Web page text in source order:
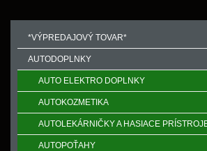
*VÝPREDAJOVÝ TOVAR*
AUTODOPLNKY
AUTO ELEKTRO DOPLNKY
AUTOKOZMETIKA
AUTOLEKÁRNIČKY A HASIACE
AUTOPOŤAHY